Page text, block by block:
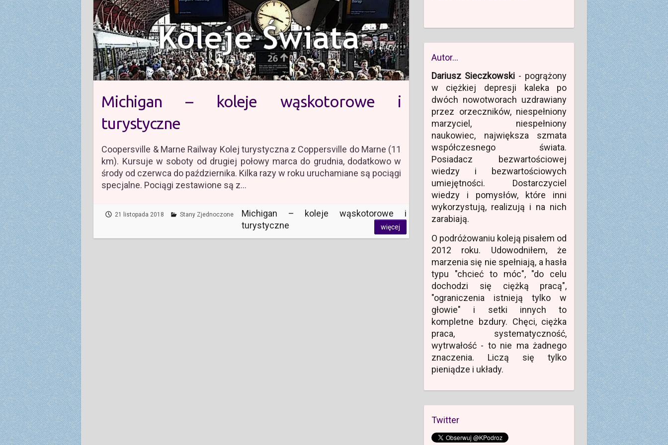
Michigan – koleje wąskotorowe i
turystyczne
Coopersville & Marne Railway Kolej turystyczna z Coppersville do Marne (11
km). Kursuje w soboty od drugiej połowy marca do grudnia, dodatkowo w
środy od czerwca do października. Kilka razy w roku uruchamiane są pociągi
specjalne. Pociągi zestawione są z…
21 listopada 2018 Stany Zjednoczone
Michigan – koleje wąskotorowe i
turystyczne
więcej
Autor…
Dariusz Sieczkowski - pogrążony
w ciężkiej depresji kaleka po
dwóch nowotworach uzdrawiany
przez orzeczników, niespełniony
marzyciel, niespełniony
naukowiec, największa szmata
współczesnego świata.
Posiadacz bezwartościowej
wiedzy i bezwartościowych
umiejętności. Dostarczyciel
wiedzy i pomysłów, które inni
wykorzystują, realizują i na nich
zarabiają.
O podróżowaniu koleją pisałem od
2012 roku. Udowodniłem, że
marzenia się nie spełniają, a hasła
typu "chcieć to móc", "do celu
dochodzi się ciężką pracą",
"ograniczenia istnieją tylko w
głowie" i setki innych to
kompletne bzdury. Chęci, ciężka
praca, systematyczność,
wytrwałość - to nie ma żadnego
znaczenia. Liczą się tylko
pieniądze i układy.
Twitter